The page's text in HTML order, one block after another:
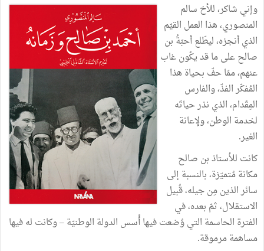
وإني شاكر، للأخ سالم
المنصوري، هذا العمل القيّم
الذي أنجزه، ليطّلع أحبّةُ بن
صالح على ما قد يكُون غاب
عنهم، ممّا حفّ بحياة هذا
المُفكّر الفذّ، والفارس
المِقْدام، الذي نذر حياتَه
لخدمة الوطن، ولإعانة
الغير.
كانت للأستاذ بن صالح
مكانة مُتميّزة، بالنسبة إلى
سائر الذين مِن جيله، قُبيل
الاستقلال، ثمّ بعده، في
الفترة الحاسمة التي وُضعت فيها أُسس الدولة الوطنيّة – وكانت له فيها
مساهمة مرموقة.